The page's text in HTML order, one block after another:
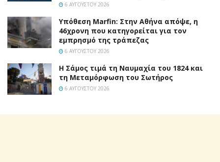
6 ΑΥΓΟΎΣΤΟΥ 2026
Υπόθεση Marfin: Στην Αθήνα απόψε, η
46χρονη που κατηγορείται για τον
εμπρησμό της τράπεζας
6 ΑΥΓΟΎΣΤΟΥ 2026
Η Σάμος τιμά τη Ναυμαχία του 1824 και
τη Μεταμόρφωση του Σωτήρος
6 ΑΥΓΟΎΣΤΟΥ 2026